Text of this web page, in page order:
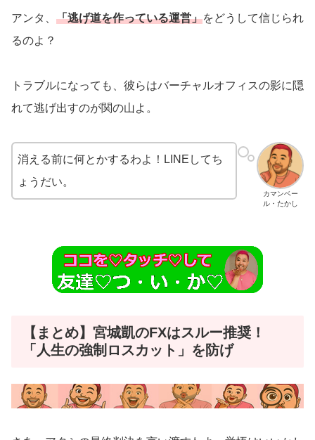
アンタ、 「逃げ道を作っている運営」をどうして信じられ
るのよ？
トラブルになっても、彼らはバーチャルオフィスの影に隠
れて逃げ出すのが関の山よ。
カマンベー
ル・たかし
消える前に何とかするわよ！LINEしてち
ょうだい。
【まとめ】宮城凱のFXはスルー推奨！
「人生の強制ロスカット」を防げ